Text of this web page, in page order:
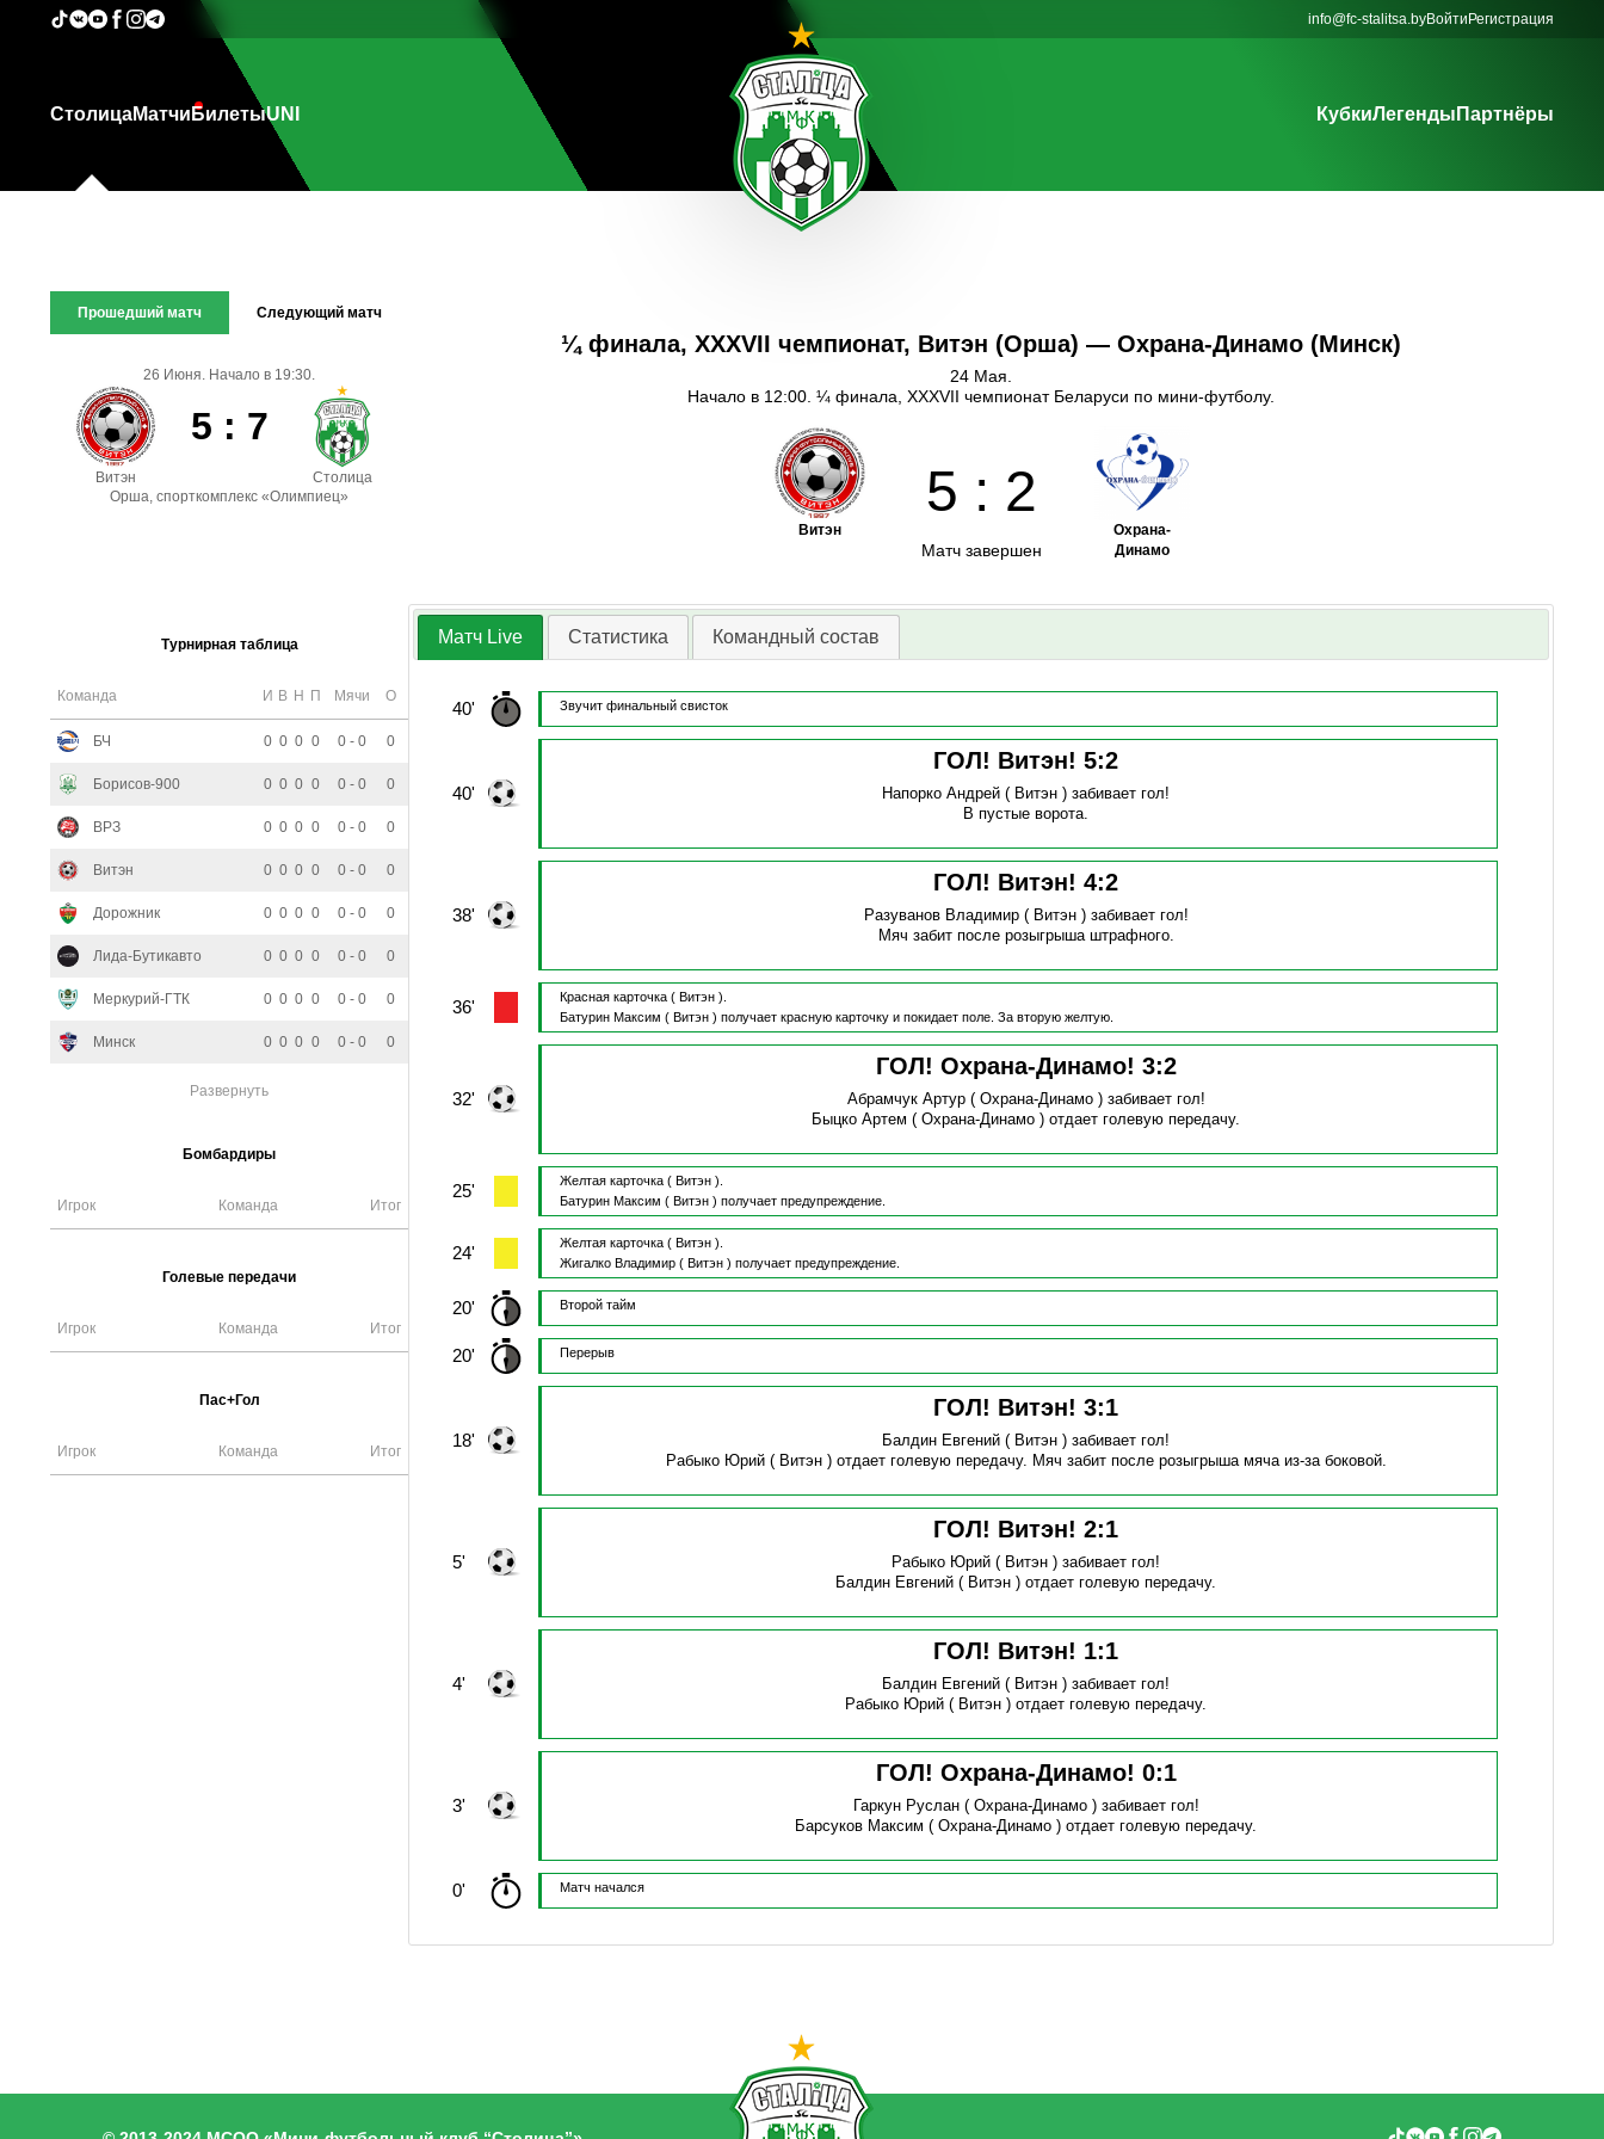
info@fc-stalitsa.byВойти Регистрация
СтолицаМатчи БилетыUNI КубкиЛегенды Партнёры
Прошедший матч Следующий матч
26 Июня. Начало в 19:30.
5 : 7
Витэн
Столица
Орша, спорткомплекс «Олимпиец»
Турнирная таблица
Команда И В Н П Мячи О
БЧ 0 0 0 0 0 - 0 0
Борисов-900 0 0 0 0 0 - 0 0
ВРЗ 0 0 0 0 0 - 0 0
Витэн 0 0 0 0 0 - 0 0
Дорожник 0 0 0 0 0 - 0 0
Лида-Бутикавто 0 0 0 0 0 - 0 0
Меркурий-ГТК 0 0 0 0 0 - 0 0
Минск 0 0 0 0 0 - 0 0
Развернуть
Бомбардиры
Игрок Команда Итог
Голевые передачи
Игрок Команда Итог
Пас+Гол
Игрок Команда Итог
¼ финала, XXXVII чемпионат, Витэн (Орша) — Охрана-Динамо (Минск)
24 Мая.
Начало в 12:00. ¼ финала, XXXVII чемпионат Беларуси по мини-футболу.
Витэн
5 : 2
Матч завершен
Охрана-
Динамо
Матч Live Статистика Командный состав
40' Звучит финальный свисток
40'
ГОЛ! Витэн!5:2
Напорко Андрей ( Витэн )забивает гол!
В пустые ворота.
38'
ГОЛ! Витэн!4:2
Разуванов Владимир( Витэн ) забивает гол!
Мяч забит после розыгрыша штрафного.
36' Красная карточка ( Витэн ).
Батурин Максим ( Витэн ) получает красную карточку и покидает поле. За вторую желтую.
32'
ГОЛ! Охрана-Динамо! 3:2
Абрамчук Артур( Охрана-Динамо ) забивает гол!
Быцко Артем ( Охрана-Динамо )отдает голевую передачу.
25' Желтая карточка ( Витэн ).
Батурин Максим ( Витэн ) получает предупреждение.
24' Желтая карточка ( Витэн ).
Жигалко Владимир( Витэн ) получает предупреждение.
20' Второй тайм
20' Перерыв
18'
ГОЛ! Витэн!3:1
Балдин Евгений ( Витэн )забивает гол!
Рабыко Юрий( Витэн ) отдает голевую передачу. Мяч забит после розыгрыша мяча из-за боковой.
5'
ГОЛ! Витэн!2:1
Рабыко Юрий ( Витэн )забивает гол!
Балдин Евгений ( Витэн )отдает голевую передачу.
4'
ГОЛ! Витэн! 1:1
Балдин Евгений ( Витэн )забивает гол!
Рабыко Юрий ( Витэн )отдает голевую передачу.
3'
ГОЛ! Охрана-Динамо! 0:1
Гаркун Руслан( Охрана-Динамо ) забивает гол!
Барсуков Максим ( Охрана-Динамо )отдает голевую передачу.
0' Матч начался